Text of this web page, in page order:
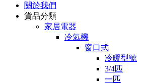
關於我們
貨品分類
家居電器
冷氣機
窗口式
冷暖型號
3/4匹
一匹